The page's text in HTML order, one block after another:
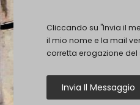
Cliccando su "Invia il
il mio nome e la mail
corretta erogazione del
Invia Il Messaggio